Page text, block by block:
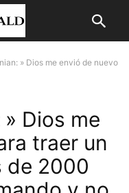
» Dios me envió de nuevo
Dios me
traer un
de 2000